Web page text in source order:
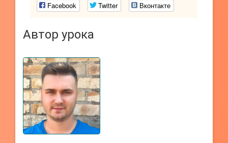
Facebook Twitter Вконтакте
Автор урока